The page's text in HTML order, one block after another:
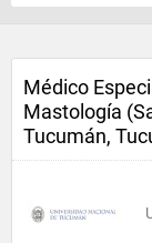
Médico
Mastología
Tucumán,